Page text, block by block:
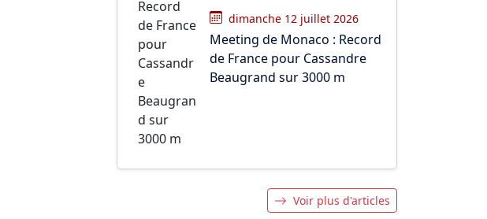
dimanche 12 juillet 2026
Meeting de Monaco : Record
de France pour Cassandre
Beaugrand sur 3000 m
Voir plus d'articles